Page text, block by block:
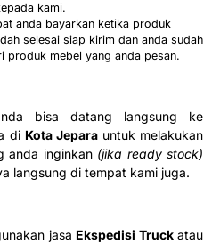
kami.
anda bayarkan ketika produk
selesai siap kirim dan anda sudah
produk mebel yang anda pesan.
bisa datang langsung ke
di Kota Jeparauntuk melakukan
anda inginkan (jika ready stock)
langsung di tempat kami juga.
jasa Ekspedisi Truckatau